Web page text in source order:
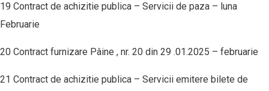
19 Contract de achizitie publica – Servicii de paza – luna
Februarie
20 Contract furnizare Pâine , nr. 20 din 29 .01.2025 – februarie
21 Contract de achizitie publica – Servicii emitere bilete de